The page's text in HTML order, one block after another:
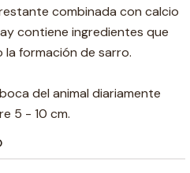
combinada con calcio
contiene ingredientes que
la formación de sarro.
del animal diariamente
5 - 10 cm.